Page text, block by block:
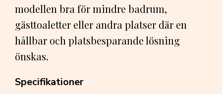
modellen bra för mindre badrum,
gästtoaletter eller andra platser där en
hållbar och platsbesparande lösning
önskas.
Specifikationer